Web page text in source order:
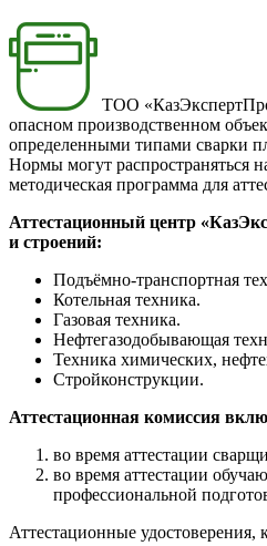
ТОО
опасном производственном
определенными типами сварки
Нормы могут распространяться
методическая программа для
Аттестационный центр
и строений:
Подъёмно-транспортная
Котельная техника.
Газовая техника.
Нефтегазодобывающая
Техника химических,
Стройконструкции.
Аттестационная комиссия
во время аттестации
во время аттестации
профессиональной
Аттестационные